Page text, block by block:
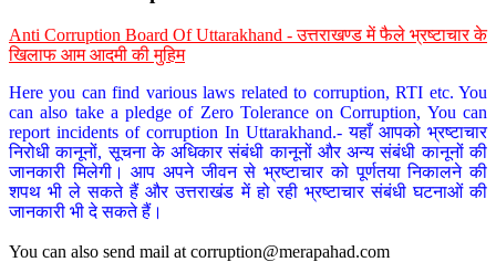
Anti Corruption Board Of Uttarakhand - उत्तराखण्ड में फैले भ्रष्टाचार के
खिलाफ आम आदमी की मुहिम
Here you can find various laws related to corruption, RTI etc. You
can also take a pledge of Zero Tolerance on Corruption, You can
report incidents of corruption In Uttarakhand.- यहाँ आपको भ्रष्टाचार
निरोधी कानूनों, सूचना के अधिकार संबंधी कानूनों और अन्य संबंधी कानूनों की
जानकारी मिलेगी। आप अपने जीवन से भ्रष्टाचार को पूर्णतया निकालने की
शपथ भी ले सकते हैं और उत्तराखंड में हो रही भ्रष्टाचार संबंधी घटनाओं की
जानकारी भी दे सकते हैं।
You can also send mail at corruption@merapahad.com